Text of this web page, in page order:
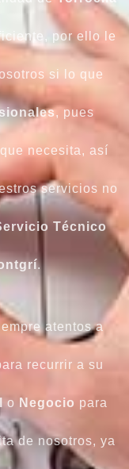
por ello le
si lo que
, pues
necesita, así
servicios no
Técnico
.
atentos a
recurrir a su
o Negocio para
de nosotros, ya